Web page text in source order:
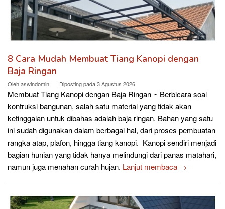
8 Cara Mudah Membuat Tiang Kanopi dengan
Baja Ringan
Olehaswindomin Diposting pada3 Agustus 2026
Membuat Tiang Kanopi dengan Baja Ringan ~ Berbicara soal
kontruksi bangunan, salah satu material yang tidak akan
ketinggalan untuk dibahas adalah baja ringan. Bahan yang satu
ini sudah digunakan dalam berbagai hal, dari proses pembuatan
rangka atap, plafon, hingga tiang kanopi. Kanopi sendiri menjadi
bagian hunian yang tidak hanya melindungi dari panas matahari,
namun juga menahan curah hujan. Lanjut membaca →